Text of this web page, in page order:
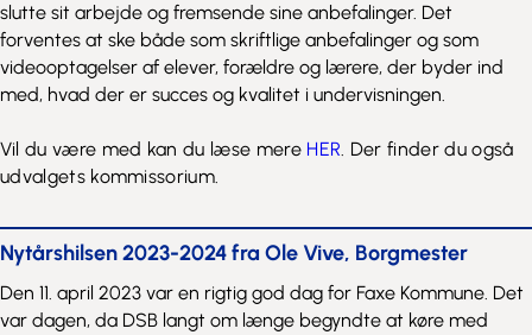
slutte sit arbejde og fremsende sine anbefalinger. Det
forventes at ske både som skriftlige anbefalinger og som
videooptagelser af elever, forældre og lærere, der byder ind
med, hvad der er succes og kvalitet i undervisningen.
Vil du være med kan du læse mere HER. Der finder du også
udvalgets kommissorium.
Nytårshilsen 2023-2024 fra Ole Vive, Borgmester
Den 11. april 2023 var en rigtig god dag for Faxe Kommune. Det
var dagen, da DSB langt om længe begyndte at køre med